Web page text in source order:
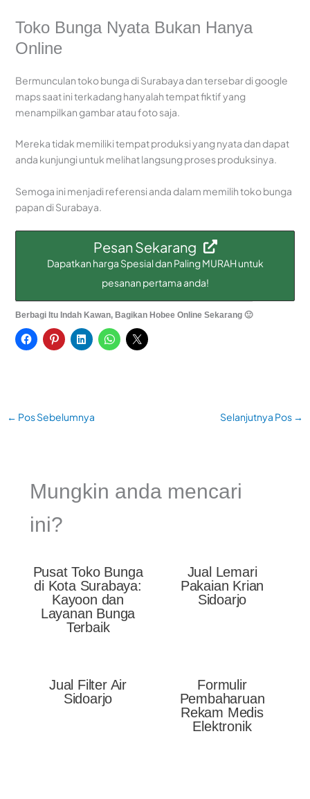
Toko Bunga Nyata Bukan Hanya
Online
Bermunculan toko bunga di Surabaya dan tersebar di google
maps saat ini terkadang hanyalah tempat fiktif yang
menampilkan gambar atau foto saja.
Mereka tidak memiliki tempat produksi yang nyata dan dapat
anda kunjungi untuk melihat langsung proses produksinya.
Semoga ini menjadi referensi anda dalam memilih toko bunga
papan di Surabaya.
Pesan Sekarang
Dapatkan harga Spesial dan Paling MURAH untuk
pesanan pertama anda!
Berbagi Itu Indah Kawan, Bagikan Hobee Online Sekarang 🙂
← Pos Sebelumnya Selanjutnya Pos →
Mungkin anda mencari
ini?
Pusat Toko Bunga
di Kota Surabaya:
Kayoon dan
Layanan Bunga
Terbaik
Jual Lemari
Pakaian Krian
Sidoarjo
Jual Filter Air
Sidoarjo
Formulir
Pembaharuan
Rekam Medis
Elektronik